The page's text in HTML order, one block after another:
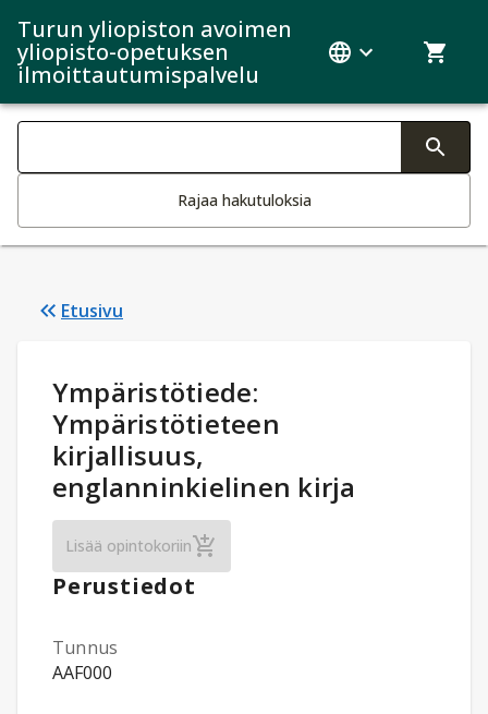
Turun yliopiston avoimen
yliopisto-opetuksen
ilmoittautumispalvelu
Haku kategoriat
Rajaa hakutuloksia
Etusivu
Opintotiedot:
Ympäristötiede:
Ympäristötieteen
kirjallisuus,
englanninkielinen kirja
Lisää opintokoriinYmpäristötiede: Ympäristötieteen
Perustiedot
Tunnus
AAF000